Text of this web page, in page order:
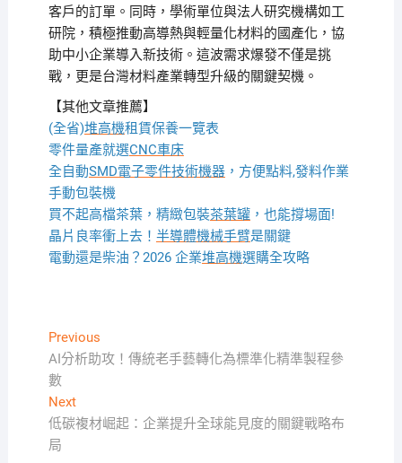
客戶的訂單。同時，學術單位與法人研究機構如工
研院，積極推動高導熱與輕量化材料的國產化，協
助中小企業導入新技術。這波需求爆發不僅是挑
戰，更是台灣材料產業轉型升級的關鍵契機。
【其他文章推薦】
(全省)堆高機租賃保養一覽表
零件量產就選CNC車床
全自動SMD電子零件技術機器，方便點料,發料作業
手動包裝機
買不起高檔茶葉，精緻包裝茶葉罐，也能撐場面!
晶片良率衝上去！ 半導體機械手臂是關鍵
電動還是柴油？2026 企業堆高機選購全攻略
文
章
導
覽
PreviousPrevious
post:
AI分析助攻！傳統老手藝轉化為標準化精準製程參
數
NextNext
post:
低碳複材崛起：企業提升全球能見度的關鍵戰略布
局